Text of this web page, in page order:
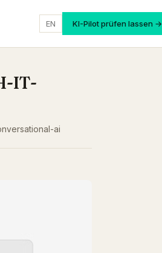
EN KI-Pilot prüfen lassen →
IT-
ai